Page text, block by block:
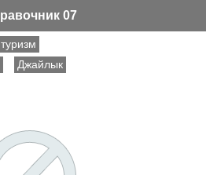
07
Джайлык